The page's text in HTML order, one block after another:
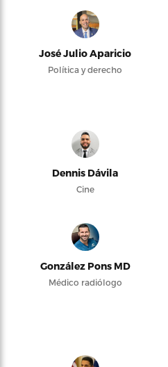
José Julio Aparicio
Política y derecho
Dennis Dávila
Cine
González Pons MD
Médico radiólogo